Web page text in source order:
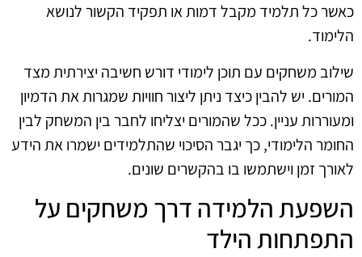
כאשר כל תלמיד מקבל דמות או תפקיד הקשור לנושא
הלימוד.
שילוב משחקים עם תוכן לימודי דורש חשיבה יצירתית מצד
המורים. יש להבין כיצד ניתן ליצור חוויות שמגרות את הדמיון
ומעוררות עניין. ככל שהמורים יצליחו לחבר בין המשחק לבין
החומר הלימודי, כך יגבר הסיכוי שהתלמידים ישמרו את הידע
לאורך זמן וישתמשו בו בהקשרים שונים.
השפעת הלמידה דרך משחקים על
התפתחות הילד